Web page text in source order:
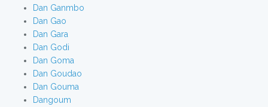
Dan Ganmbo
Dan Gao
Dan Gara
Dan Godi
Dan Goma
Dan Goudao
Dan Gouma
Dangoum